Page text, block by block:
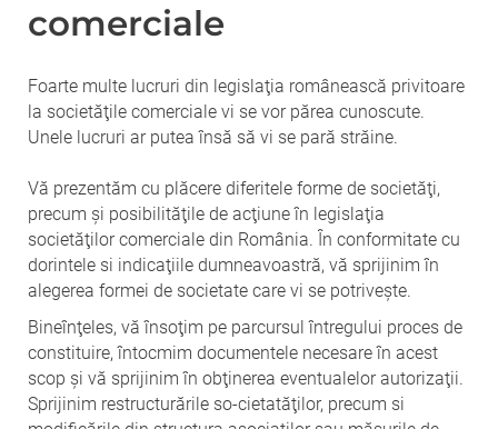
comerciale
Foarte multe lucruri din legislaţia românească privitoare
la societăţile comerciale vi se vor părea cunoscute.
Unele lucruri ar putea însă să vi se pară străine.
Vă prezentăm cu plăcere diferitele forme de societăţi,
precum şi posibilităţile de acţiune în legislaţia
societăţilor comerciale din România. În conformitate cu
dorintele si indicaţiile dumneavoastră, vă sprijinim în
alegerea formei de societate care vi se potriveşte.
Bineînţeles, vă însoţim pe parcursul întregului proces de
constituire, întocmim documentele necesare în acest
scop şi vă sprijinim în obţinerea eventualelor autorizaţii.
Sprijinim restructurările so-cietatăţilor, precum si